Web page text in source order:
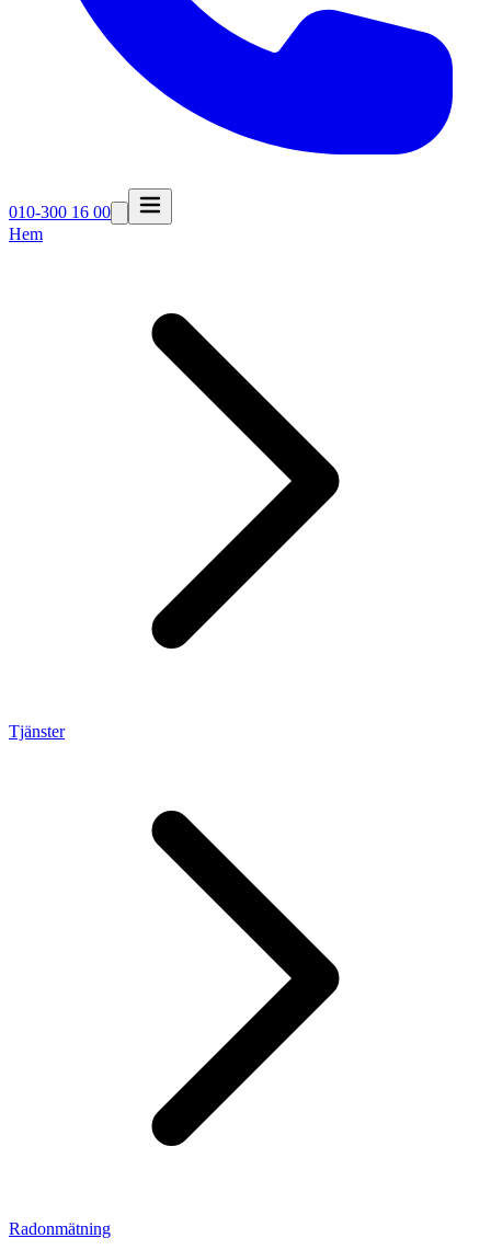
010-300 16 00
Hem
Tjänster
Radonmätning